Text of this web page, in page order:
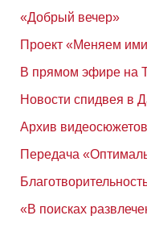
«Добрый вечер»
Проект «Меняем
В прямом эфире на
Новости спидвея в
Архив видеосюжетов
Передача
«В поисках